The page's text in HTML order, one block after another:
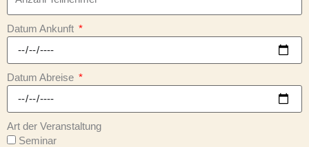
Datum Ankunft
Datum Abreise
Art der Veranstaltung
Seminar